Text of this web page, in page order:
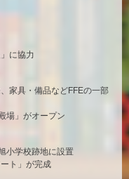
に協力
家具・備品などFFEの一部
場」がオープン
小学校跡地に設置
ト」が完成